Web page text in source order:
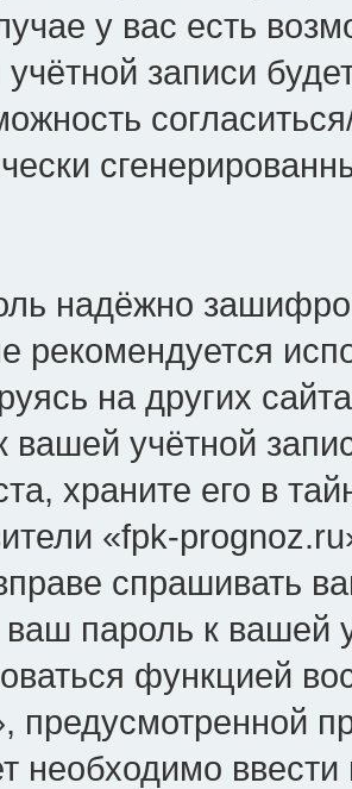
у вас есть
записи
надёжно
рекомендуется
на других
вашей учётной
храните его в
«fpk-
спрашивать
ваш пароль к вашей
функцией
предусмотренной
необходимо